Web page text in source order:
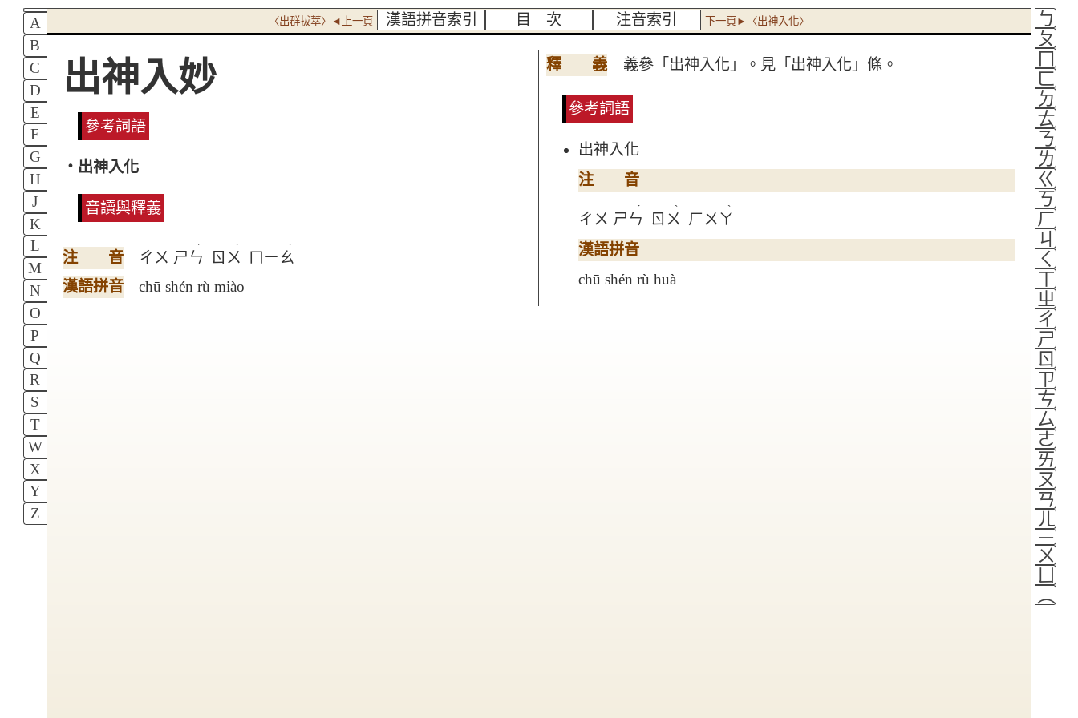
A
B
C
D
E
F
G
H
J
K
L
M
N
O
P
Q
R
S
T
W
X
Y
Z
ㄅ
ㄆ
ㄇ
ㄈ
ㄉ
ㄊ
ㄋ
ㄌ
ㄍ
ㄎ
ㄏ
ㄐ
ㄑ
ㄒ
ㄓ
ㄔ
ㄕ
ㄖ
ㄗ
ㄘ
ㄙ
ㄜ
ㄞ
ㄡ
ㄢ
ㄦ
ㄧ
ㄨ
（
〈出群拔萃〉◄上一頁 漢語拼音索引 目 次 注音索引 下一頁►〈出神入化〉
出神入妙
參考詞語
‧出神入化
音讀與釋義
注 音 ㄔㄨ ㄕㄣ
ˊ
ㄖㄨ
ˋ
ㄇㄧㄠ
ˋ
漢語拼音 chū shén rù miào
釋 義 義參「出神入化」。見「出神入化」條。
參考詞語
出神入化
注 音
ㄔㄨ ㄕㄣ
ˊ
ㄖㄨ
ˋ
ㄏㄨㄚ
ˋ
漢語拼音
chū shén rù huà